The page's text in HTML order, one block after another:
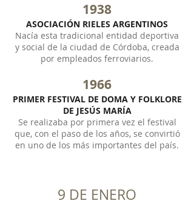
1938
ASOCIACIÓN RIELES ARGENTINOS
Nacía esta tradicional entidad deportiva
y social de la ciudad de Córdoba, creada
por empleados ferroviarios.
1966
PRIMER FESTIVAL DE DOMA Y FOLKLORE
DE JESÚS MARÍA
Se realizaba por primera vez el festival
que, con el paso de los años, se convirtió
en uno de los más importantes del país.
9 DE ENERO